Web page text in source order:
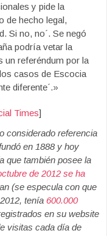
y pide la
de hecho legal,
Si no, no´. Se negó
podría vetar la
un referéndum por la
casos de Escocia
diferente´.»
Times]
considerado referencia
en 1888 y hoy
que también posee la
de 2012 se ha
(se especula con que
tenía 600.000
en su website
visitas cada día de